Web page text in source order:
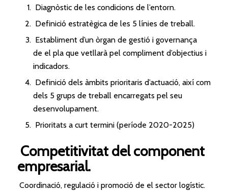
Diagnòstic de les condicions de l’entorn.
Definició estratègica de les 5 línies de treball.
Establiment d’un òrgan de gestió i governança
de elpla que vetllarà pel compliment d’objectius i
indicadors.
Definició dels àmbits prioritaris d’actuació, així com
dels 5 grups de treball encarregats pel seu
desenvolupament.
Prioritats a curt termini (període 2020-2025)
Competitivitat del component
empresarial.
Coordinació, regulació i promoció de elsector logístic.